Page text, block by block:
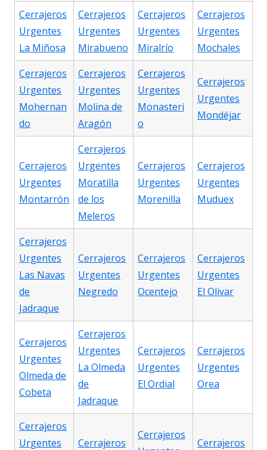
Cerrajeros
Urgentes
La Miñosa
Cerrajeros
Urgentes
Mirabueno
Cerrajeros
Urgentes
Miralrío
Cerrajeros
Urgentes
Mochales
Cerrajeros
Urgentes
Mohernan
do
Cerrajeros
Urgentes
Molina de
Aragón
Cerrajeros
Urgentes
Monasteri
o
Cerrajeros
Urgentes
Mondéjar
Cerrajeros
Urgentes
Montarrón
Cerrajeros
Urgentes
Moratilla
de los
Meleros
Cerrajeros
Urgentes
Morenilla
Cerrajeros
Urgentes
Muduex
Cerrajeros
Urgentes
Las Navas
de
Jadraque
Cerrajeros
Urgentes
Negredo
Cerrajeros
Urgentes
Ocentejo
Cerrajeros
Urgentes
El Olivar
Cerrajeros
Urgentes
Olmeda de
Cobeta
Cerrajeros
Urgentes
La Olmeda
de
Jadraque
Cerrajeros
Urgentes
El Ordial
Cerrajeros
Urgentes
Orea
Cerrajeros
Urgentes
Cerrajeros
Cerrajeros
Cerrajeros